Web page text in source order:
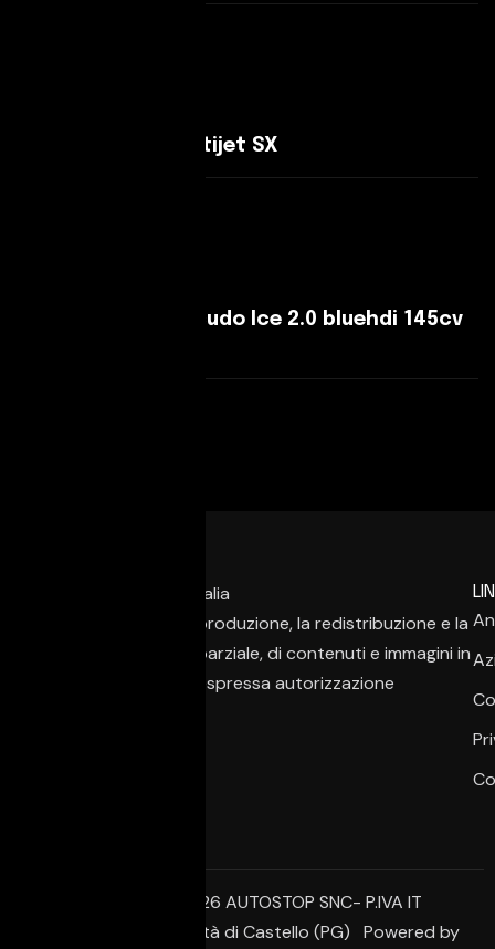
Fiat Cargo 1.6 Multijet SX
Fiat Scudo Fiat Scudo Ice 2.0 bluehdi 145cv
È vietata la copia, la riproduzione, la redistribuzione e la
pubblicazione, anche parziale, di contenuti e immagini in
qualsiasi forma, salvo espressa autorizzazione
© Copyright 2026 AUTOSTOP SNC- P.IVA IT
02650950542 – Città di Castello (PG) Powered by